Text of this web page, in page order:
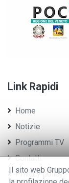
Link Rapidi
Home
Notizie
Programmi TV
Contatti
Privacy policy
Il sito web